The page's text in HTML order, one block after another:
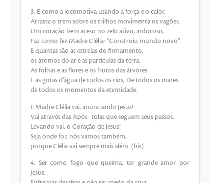
3. E como a locomotiva usando a força e o calor,
Arrasta o trem sobre os trilhos movimenta os vagões.
Um coração bem aceso no zelo ativo, ardoroso,
Faz como fez Madre Clélia: “Construiu mundo novo”.
E quantas são as estrelas do firmamento,
os átomos do ar e as partículas da terra.
As folhas e as flores e os frutos das árvores
E as gotas d’água de todos os rios, De todos os mares…
de todos os momentos da eternidade.
E Madre Clélia vai, anunciando Jesus!
Vai através das Após- tolas que seguem seus passos.
Levando vai, o Coração de Jesus!
Seja onde for, nós vamos também,
porque Clélia vai sempre mais além. (bis)
4. Ser como fogo que queima, ter grande amor por
Jesus.